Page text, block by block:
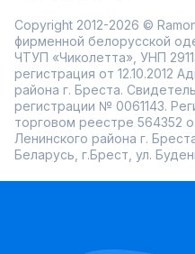
парой ярких аксессуаров.
Ассортимент в Ramonki
размеров и расцветок,
Доставка по России
покупкой помогает не
акции – приятный повод
Джинсы-скинни – это про
усилий, идеальная основа
Copyright 2012-2026 ©
фирменной белорусской
ЧТУП «Чиколетта», УНП
регистрация от 12.10.2012
района г. Бреста.
регистрации № 0061143.
торговом реестре 564352
Ленинского района г.
Беларусь, г.Брест, ул.